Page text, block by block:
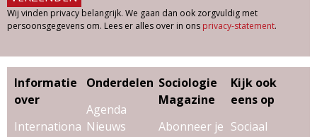
Wij vinden privacy belangrijk. We gaan dan ook zorgvuldig met
persoonsgegevens om. Lees er alles over in ons privacy-statement.
Informatie
over
Internationa
Onderdelen
Agenda
Nieuws
Sociologie
Magazine
Abonneer je
Kijk ook
eens op
Sociaal